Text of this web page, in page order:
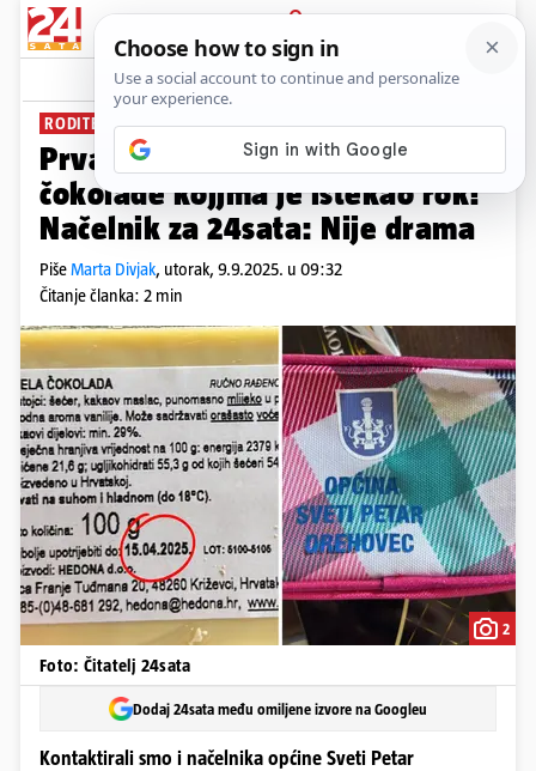
PRIJAVA
News Komentari
RODITELJI SE POŽALILI
Prvašići dobili prljave pernice i
čokolade kojjma je istekao rok!
Načelnik za 24sata: Nije drama
PišeMarta Divjak, utorak, 9.9.2025. u 09:32
Čitanje članka: 2 min
2
Foto: Čitatelj 24sata
Dodaj 24sata među omiljene izvore na Googleu
Kontaktirali smo i načelnika općine Sveti Petar